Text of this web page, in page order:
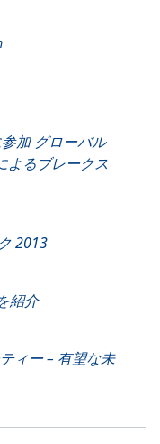
加 グローバル
よるブレークス
2013
紹介
ィー – 有望な未